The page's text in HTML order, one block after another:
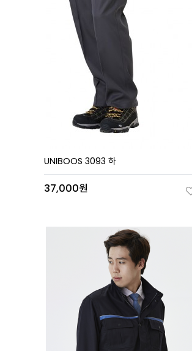
UNIBOOS 3093 하
37,000원